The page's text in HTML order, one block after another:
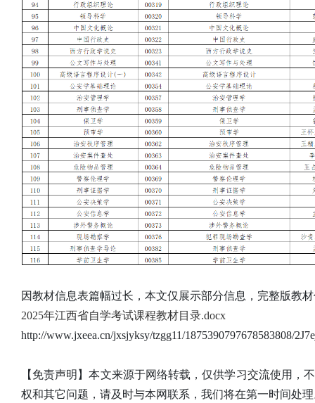
因教材信息表篇幅过长，本文仅展示部分信息，完整版教
2025年江西省自学考试课程教材目录.docx
http://www.jxeea.cn/jxsjyksy/tzgg11/1875390797678583808/
【免责声明】本文来源于网络转载，仅供学习交流使用
权和其它问题，请及时与本网联系，我们将在第一时间处